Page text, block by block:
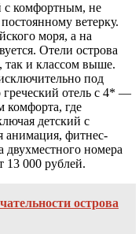
с комфортным, не
ветерку.
моря, а на
Отели острова
и классом выше.
под
отель с 4* —
комфорта, где
детский с
анимация, фитнес-
двухместного номера
13 000 рублей.
острова